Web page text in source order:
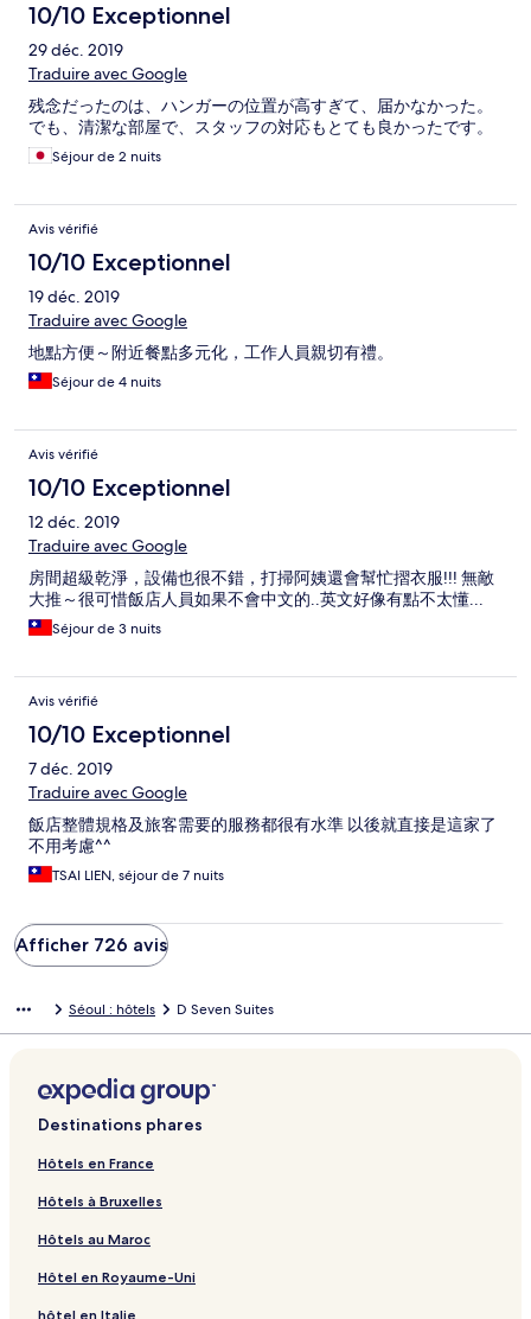
10/10 Exceptionnel
29 déc. 2019
Traduire avec Google
残念だったのは、ハンガーの位置が高すぎて、届かなかった。
でも、清潔な部屋で、スタッフの対応もとても良かったです。
Séjour de 2 nuits
Avis vérifié
10/10 Exceptionnel
19 déc. 2019
Traduire avec Google
地點方便～附近餐點多元化，工作人員親切有禮。
Séjour de 4 nuits
Avis vérifié
10/10 Exceptionnel
12 déc. 2019
Traduire avec Google
房間超級乾淨，設備也很不錯，打掃阿姨還會幫忙摺衣服!!! 無敵
大推～很可惜飯店人員如果不會中文的..英文好像有點不太懂...
Séjour de 3 nuits
Avis vérifié
10/10 Exceptionnel
7 déc. 2019
Traduire avec Google
飯店整體規格及旅客需要的服務都很有水準 以後就直接是這家了
不用考慮^^
TSAI LIEN, séjour de 7 nuits
Afficher 726 avis
Séoul : hôtels D Seven Suites
Destinations phares
Hôtels en France
Hôtels à Bruxelles
Hôtels au Maroc
Hôtel en Royaume-Uni
hôtel en Italie